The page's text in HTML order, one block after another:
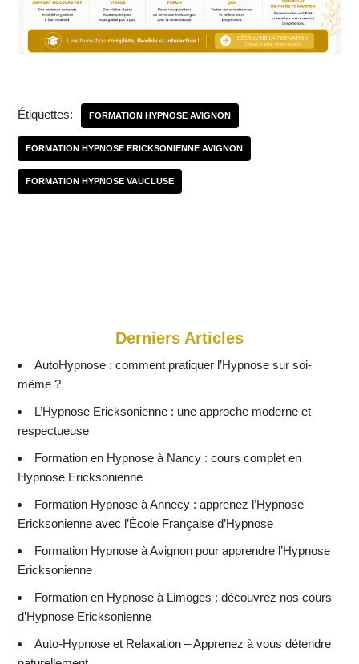
Étiquettes: FORMATION HYPNOSE AVIGNON
FORMATION HYPNOSE ERICKSONIENNE AVIGNON
FORMATION HYPNOSE VAUCLUSE
Derniers Articles
AutoHypnose : comment pratiquer l’Hypnose sur soi-
même ?
L’Hypnose Ericksonienne : une approche moderne et
respectueuse
Formation en Hypnose à Nancy : cours complet en
Hypnose Ericksonienne
Formation Hypnose à Annecy : apprenez l’Hypnose
Ericksonienne avec l’École Française d’Hypnose
Formation Hypnose à Avignon pour apprendre l’Hypnose
Ericksonienne
Formation en Hypnose à Limoges : découvrez nos cours
d’Hypnose Ericksonienne
Auto-Hypnose et Relaxation – Apprenez à vous détendre